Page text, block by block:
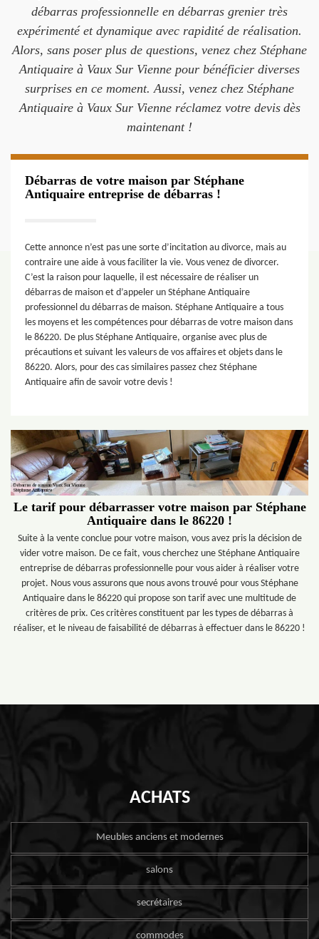
débarras professionnelle en débarras grenier très
expérimenté et dynamique avec rapidité de réalisation.
Alors, sans poser plus de questions, venez chez Stéphane
Antiquaire à Vaux Sur Vienne pour bénéficier diverses
surprises en ce moment. Aussi, venez chez Stéphane
Antiquaire à Vaux Sur Vienne réclamez votre devis dès
maintenant !
Débarras de votre maison par Stéphane
Antiquaire entreprise de débarras !
Cette annonce n’est pas une sorte d’incitation au divorce, mais au
contraire une aide à vous faciliter la vie. Vous venez de divorcer.
C’est la raison pour laquelle, il est nécessaire de réaliser un
débarras de maison et d’appeler un Stéphane Antiquaire
professionnel du débarras de maison. Stéphane Antiquaire a tous
les moyens et les compétences pour débarras de votre maison dans
le 86220. De plus Stéphane Antiquaire, organise avec plus de
précautions et suivant les valeurs de vos affaires et objets dans le
86220. Alors, pour des cas similaires passez chez Stéphane
Antiquaire afin de savoir votre devis !
Le tarif pour débarrasser votre maison par Stéphane
Antiquaire dans le 86220 !
Suite à la vente conclue pour votre maison, vous avez pris la décision de
vider votre maison. De ce fait, vous cherchez une Stéphane Antiquaire
entreprise de débarras professionnelle pour vous aider à réaliser votre
projet. Nous vous assurons que nous avons trouvé pour vous Stéphane
Antiquaire dans le 86220 qui propose son tarif avec une multitude de
critères de prix. Ces critères constituent par les types de débarras à
réaliser, et le niveau de faisabilité de débarras à effectuer dans le 86220 !
ACHATS
Meubles anciens et modernes
salons
secrétaires
commodes